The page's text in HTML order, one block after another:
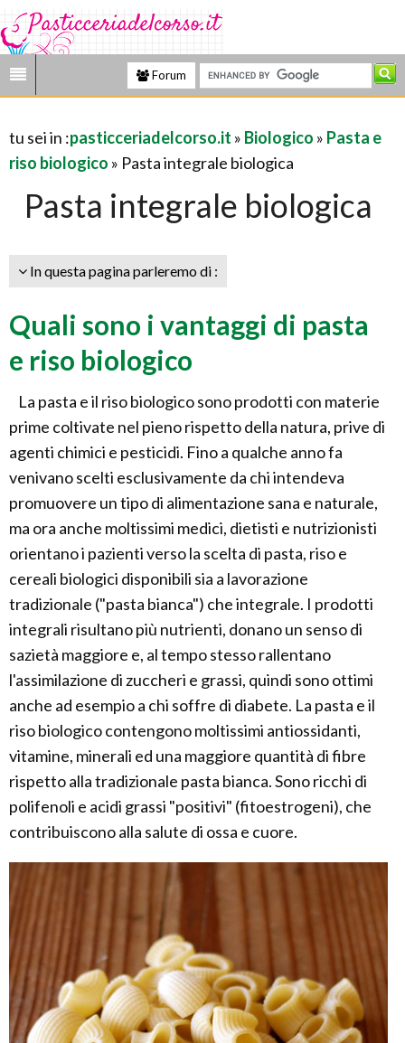
Forum
tu sei in :pasticceriadelcorso.it » Biologico » Pasta e
riso biologico » Pasta integrale biologica
Pasta integrale biologica
In questa pagina parleremo di :
Quali sono i vantaggi di pasta
e riso biologico
La pasta e il riso biologico sono prodotti con materie
prime coltivate nel pieno rispetto della natura, prive di
agenti chimici e pesticidi. Fino a qualche anno fa
venivano scelti esclusivamente da chi intendeva
promuovere un tipo di alimentazione sana e naturale,
ma ora anche moltissimi medici, dietisti e nutrizionisti
orientano i pazienti verso la scelta di pasta, riso e
cereali biologici disponibili sia a lavorazione
tradizionale ("pasta bianca") che integrale. I prodotti
integrali risultano più nutrienti, donano un senso di
sazietà maggiore e, al tempo stesso rallentano
l'assimilazione di zuccheri e grassi, quindi sono ottimi
anche ad esempio a chi soffre di diabete. La pasta e il
riso biologico contengono moltissimi antiossidanti,
vitamine, minerali ed una maggiore quantità di fibre
rispetto alla tradizionale pasta bianca. Sono ricchi di
polifenoli e acidi grassi "positivi" (fitoestrogeni), che
contribuiscono alla salute di ossa e cuore.